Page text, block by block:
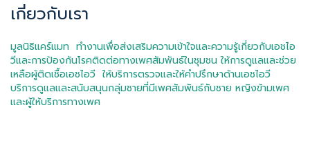
เกี่ยวกับเรา
มูลนิธิแคร์แมท ทำงานเพื่อส่งเสริมความเข้าใจและความรู้เกี่ยวกับเอชไอ
วีและการป้องกันโรคติดต่อทางเพศสัมพันธ์ในชุมชน ให้การดูแลและช่วย
เหลือผู้ติดเชื้อเอชไอวี ให้บริการตรวจและให้คำปรึกษาด้านเอชไอวี
บริการดูแลและสนับสนุนกลุ่มชายที่มีเพศสัมพันธ์กับชาย หญิงข้ามเพศ
และผู้ให้บริการทางเพศ